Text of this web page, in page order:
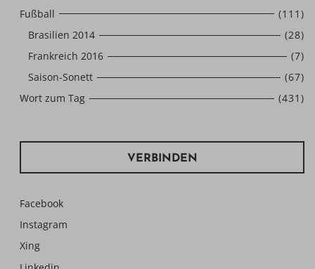
Fußball
(111)
Brasilien 2014
(28)
Frankreich 2016
(7)
Saison-Sonett
(67)
Wort zum Tag
(431)
VERBINDEN
Facebook
Instagram
Xing